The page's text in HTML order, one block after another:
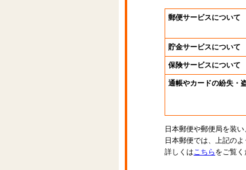
郵便サービスについて
貯金サービスについて
保険サービスについて
通帳やカードの紛失・
日本郵便や郵便局を装
日本郵便では、上記の
詳しくはこちら をご覧く